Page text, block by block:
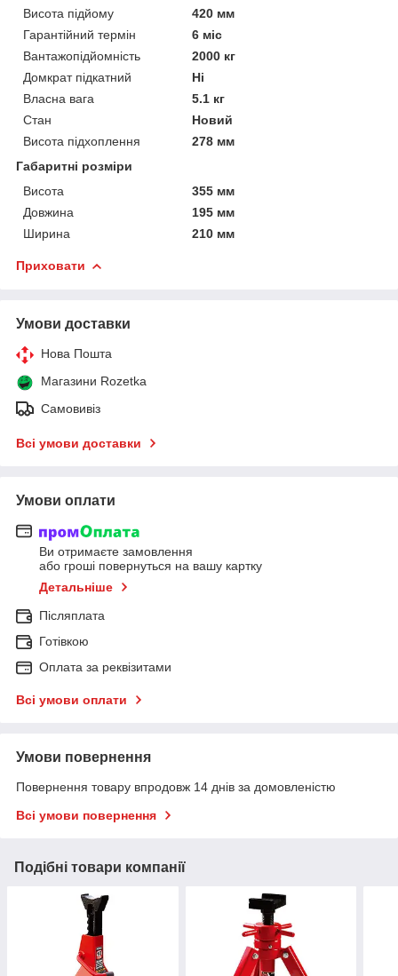
Висота підйому
420 мм
Гарантійний термін
6 міс
Вантажопідйомність
2000 кг
Домкрат підкатний
Ні
Власна вага
5.1 кг
Стан
Новий
Висота підхоплення
278 мм
Габаритні розміри
Висота
355 мм
Довжина
195 мм
Ширина
210 мм
Приховати
Умови доставки
Нова Пошта
Магазини Rozetka
Самовивіз
Всі умови доставки
Умови оплати
Ви отримаєте замовлення
або гроші повернуться на вашу картку
Детальніше
Післяплата
Готівкою
Оплата за реквізитами
Всі умови оплати
Умови повернення
Повернення товару впродовж 14 днів за домовленістю
Всі умови повернення
Подібні товари компанії